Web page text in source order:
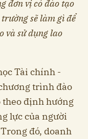
đơn vị có đào tạo
sẽ làm gì để
và sử dụng lao
Tài chính -
trình đào
theo định hướng
lực của người
đó, doanh